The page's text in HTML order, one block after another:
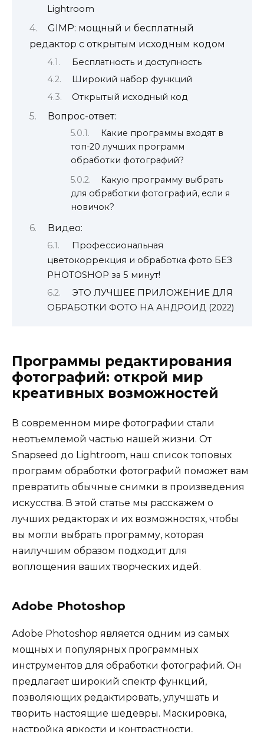
Lightroom
GIMP: мощный и бесплатный
редактор с открытым исходным кодом
Бесплатность и доступность
Широкий набор функций
Открытый исходный код
Вопрос-ответ:
Какие программы входят в
топ-20 лучших программ
обработки фотографий?
Какую программу выбрать
для обработки фотографий, если я
новичок?
Видео:
Профессиональная
цветокоррекция и обработка фото БЕЗ
PHOTOSHOP за 5 минут!
ЭТО ЛУЧШЕЕ ПРИЛОЖЕНИЕ ДЛЯ
ОБРАБОТКИ ФОТО НА АНДРОИД (2022)
Программы редактирования
фотографий: открой мир
креативных возможностей
В современном мире фотографии стали
неотъемлемой частью нашей жизни. От
Snapseed до Lightroom, наш список топовых
программ обработки фотографий поможет вам
превратить обычные снимки в произведения
искусства. В этой статье мы расскажем о
лучших редакторах и их возможностях, чтобы
вы могли выбрать программу, которая
наилучшим образом подходит для
воплощения ваших творческих идей.
Adobe Photoshop
Adobe Photoshop является одним из самых
мощных и популярных программных
инструментов для обработки фотографий. Он
предлагает широкий спектр функций,
позволяющих редактировать, улучшать и
творить настоящие шедевры. Маскировка,
настройка яркости и контрастности,